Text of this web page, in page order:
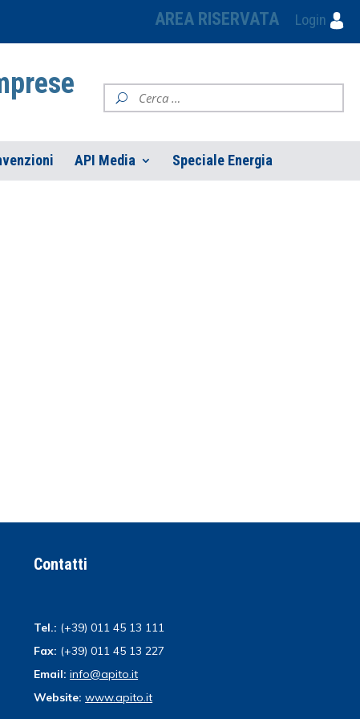
AREA RISERVATA Login
API Media Speciale Energia
Contatti
Tel.: (+39) 011 45 13 111
Fax: (+39) 011 45 13 227
Email: info@apito.it
Website: www.apito.it